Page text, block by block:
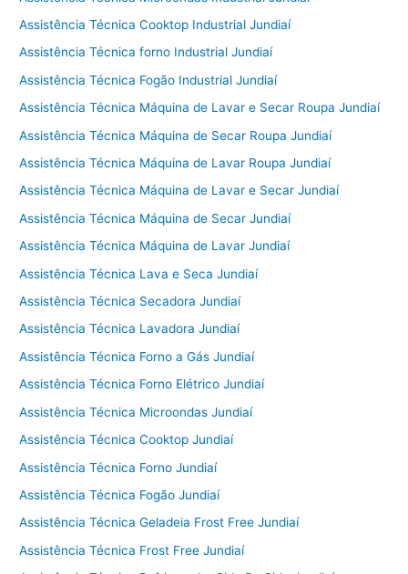
Assistência Técnica Cooktop Industrial Jundiaí
Assistência Técnica forno Industrial Jundiaí
Assistência Técnica Fogão Industrial Jundiaí
Assistência Técnica Máquina de Lavar e Secar Roupa Jundiaí
Assistência Técnica Máquina de Secar Roupa Jundiaí
Assistência Técnica Máquina de Lavar Roupa Jundiaí
Assistência Técnica Máquina de Lavar e Secar Jundiaí
Assistência Técnica Máquina de Secar Jundiaí
Assistência Técnica Máquina de Lavar Jundiaí
Assistência Técnica Lava e Seca Jundiaí
Assistência Técnica Secadora Jundiaí
Assistência Técnica Lavadora Jundiaí
Assistência Técnica Forno a Gás Jundiaí
Assistência Técnica Forno Elétrico Jundiaí
Assistência Técnica Microondas Jundiaí
Assistência Técnica Cooktop Jundiaí
Assistência Técnica Forno Jundiaí
Assistência Técnica Fogão Jundiaí
Assistência Técnica Geladeia Frost Free Jundiaí
Assistência Técnica Frost Free Jundiaí